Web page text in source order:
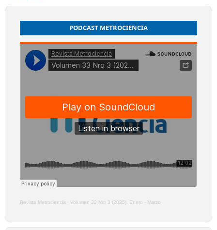
PODCAST METROCIENCIA
Revista Metrociencia · Volumen 33 Nro 3 (2025), Enero - Marzo